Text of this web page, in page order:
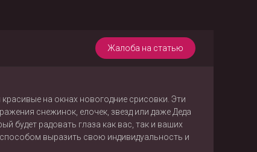
Жалоба на статью
на окнах новогодние срисовки. Эти
снежинок, елочек, звезд или даже Деда
будет радовать глаза как вас, так и ваших
выразить свою индивидуальность и